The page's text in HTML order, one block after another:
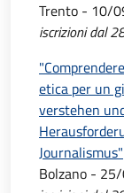
Trento - 10/
iscrizioni dal
etica per un
verstehen
Journalismus"
Bolzano -